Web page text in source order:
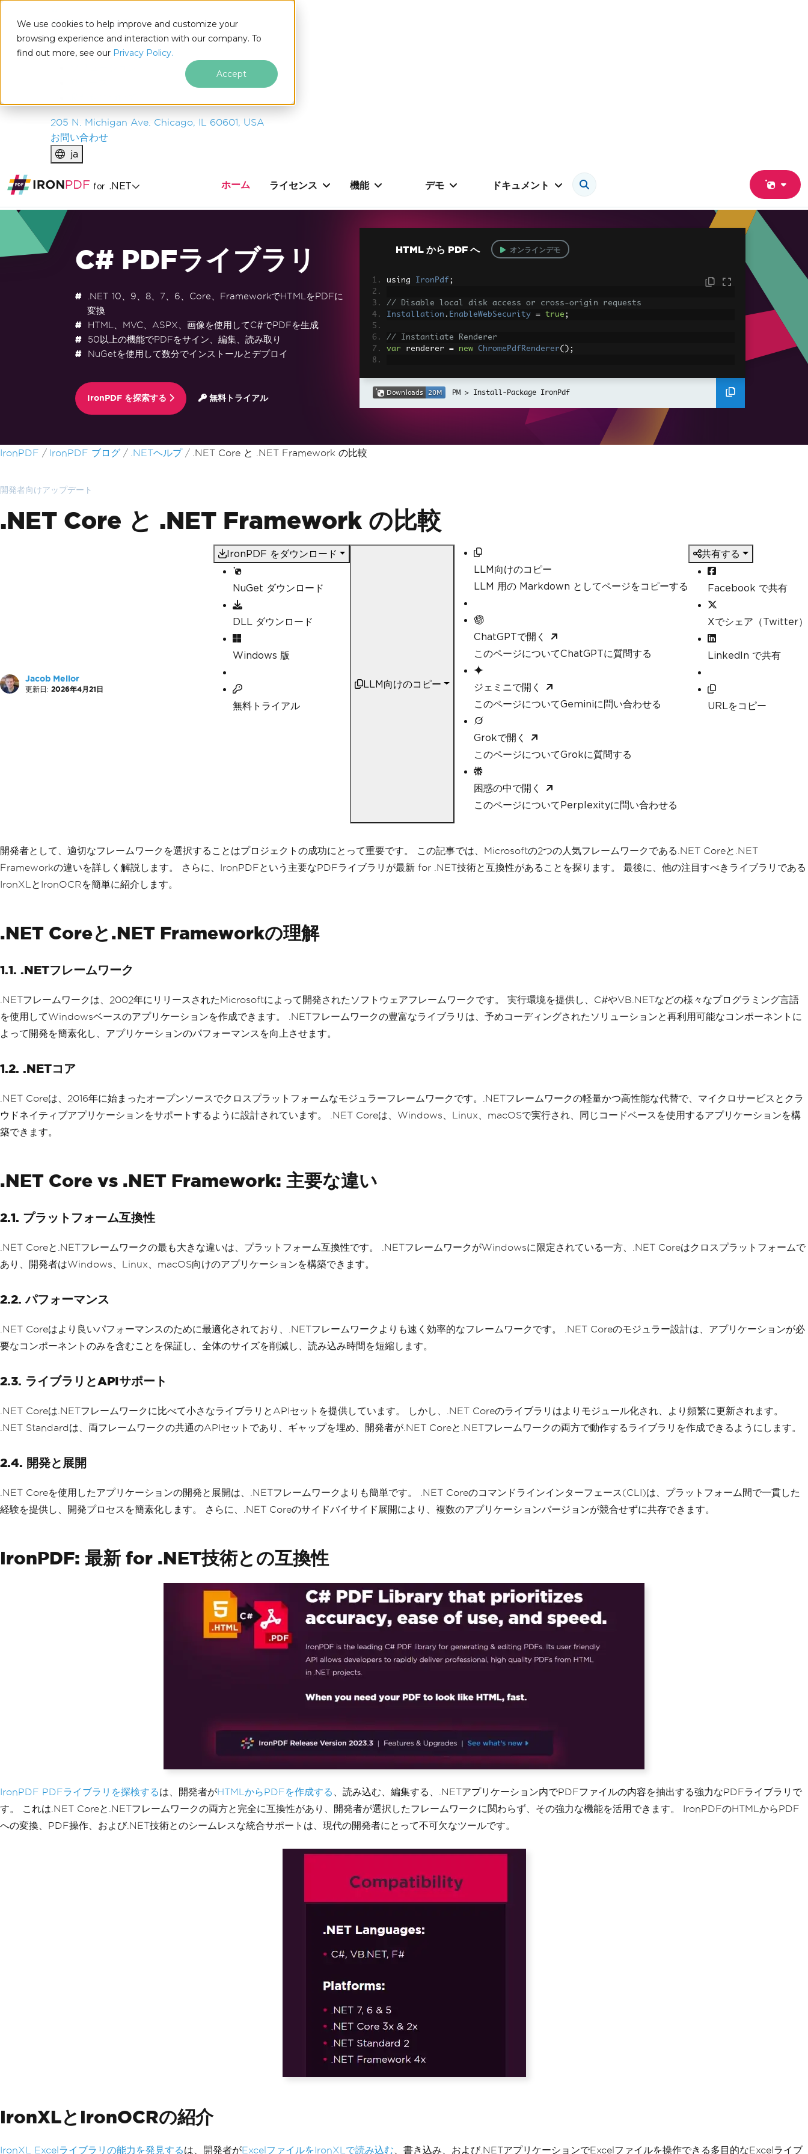
We use cookies to help improve and customize your
browsing experience and interaction with our company. To
find out more, see our Privacy Policy.
Accept
IRONSOFTWARE
製品
エンタープライズ
205 N. Michigan Ave. Chicago, IL 60601, USA
お問い合わせ
ja
for .NET ホーム ライセンス 機能 デモ ドキュメント
C# PDFライブラリ
.NET 10、9、8、7、6、Core、FrameworkでHTMLをPDFに
変換
HTML、MVC、ASPX、画像を使用してC#でPDFを生成
50以上の機能でPDFをサイン、編集、読み取り
NuGetを使用して数分でインストールとデプロイ
IronPDF を探索する 無料トライアル
HTML から PDF へ オンラインデモ
using IronPdf ;
// Disable local disk access or cross-origin requests
Installation . EnableWebSecurity = true ;
// Instantiate Renderer
var renderer = new ChromePdfRenderer();
myAdvancedPdf
Install-Package IronPdf
フッターコンテンツにスキップ
IronPDF IronPDF ブログ .NETヘルプ .NET Core と .NET Framework の比較
開発者向けアップデート
.NET Core と .NET Framework の比較
Jacob Mellor
更新日: 2026年4月21日
IronPDF をダウンロード
NuGet ダウンロード
DLL ダウンロード
Windows 版
無料トライアル
LLM向けのコピー
LLM向けのコピー
LLM 用の Markdown としてページをコピーする
ChatGPTで開く
このページについてChatGPTに質問する
ジェミニで開く
このページについてGeminiに問い合わせる
Grokで開く
このページについてGrokに質問する
困惑の中で開く
このページについてPerplexityに問い合わせる
共有する
Facebook で共有
Xでシェア（Twitter）
LinkedIn で共有
URLをコピー
開発者として、適切なフレームワークを選択することはプロジェクトの成功にとって重要です。 この記事では、Microsoftの2つの人気フレームワークである.NET Coreと.NET
Frameworkの違いを詳しく解説します。 さらに、IronPDFという主要なPDFライブラリが最新 for .NET技術と互換性があることを探ります。 最後に、他の注目すべきライブラリである
IronXLとIronOCRを簡単に紹介します。
.NET Coreと.NET Frameworkの理解
1.1. .NETフレームワーク
.NETフレームワークは、2002年にリリースされたMicrosoftによって開発されたソフトウェアフレームワークです。 実行環境を提供し、C#やVB.NETなどの様々なプログラミング言語
を使用してWindowsベースのアプリケーションを作成できます。 .NETフレームワークの豊富なライブラリは、予めコーディングされたソリューションと再利用可能なコンポーネントに
よって開発を簡素化し、アプリケーションのパフォーマンスを向上させます。
1.2. .NETコア
.NET Coreは、2016年に始まったオープンソースでクロスプラットフォームなモジュラーフレームワークです。.NETフレームワークの軽量かつ高性能な代替で、マイクロサービスとクラ
ウドネイティブアプリケーションをサポートするように設計されています。 .NET Coreは、Windows、Linux、macOSで実行され、同じコードベースを使用するアプリケーションを構
築できます。
.NET Core vs .NET Framework: 主要な違い
2.1. プラットフォーム互換性
.NET Coreと.NETフレームワークの最も大きな違いは、プラットフォーム互換性です。 .NETフレームワークがWindowsに限定されている一方、.NET Coreはクロスプラットフォームで
あり、開発者はWindows、Linux、macOS向けのアプリケーションを構築できます。
2.2. パフォーマンス
.NET Coreはより良いパフォーマンスのために最適化されており、.NETフレームワークよりも速く効率的なフレームワークです。 .NET Coreのモジュラー設計は、アプリケーションが必
要なコンポーネントのみを含むことを保証し、全体のサイズを削減し、読み込み時間を短縮します。
2.3. ライブラリとAPIサポート
.NET Coreは.NETフレームワークに比べて小さなライブラリとAPIセットを提供しています。 しかし、.NET Coreのライブラリはよりモジュール化され、より頻繁に更新されます。
.NET Standardは、両フレームワークの共通のAPIセットであり、ギャップを埋め、開発者が.NET Coreと.NETフレームワークの両方で動作するライブラリを作成できるようにします。
2.4. 開発と展開
.NET Coreを使用したアプリケーションの開発と展開は、.NETフレームワークよりも簡単です。 .NET Coreのコマンドラインインターフェース(CLI)は、プラットフォーム間で一貫した
経験を提供し、開発プロセスを簡素化します。 さらに、.NET Coreのサイドバイサイド展開により、複数のアプリケーションバージョンが競合せずに共存できます。
IronPDF: 最新 for .NET技術との互換性
IronPDF PDFライブラリを探検するは、開発者がHTMLからPDFを作成する
、読み込む、編集する、.NETアプリケーション内でPDFファイルの内容を抽出する強力なPDFライブラリで
す。 これは.NET Coreと.NETフレームワークの両方と完全に互換性があり、開発者が選択したフレームワークに関わらず、その強力な機能を活用できます。 IronPDFのHTMLからPDF
への変換、PDF操作、および.NET技術とのシームレスな統合サポートは、現代の開発者にとって不可欠なツールです。
IronXLとIronOCRの紹介
IronXL Excelライブラリの能力を発見するは、開発者がExcelファイルをIronXLで読み込む 、書き込み、および.NETアプリケーションでExcelファイルを操作できる多目的なExcelライブ